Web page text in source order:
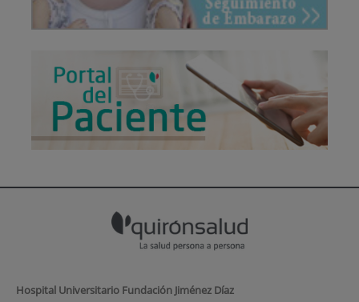
Hospital Universitario Fundación Jiménez Díaz